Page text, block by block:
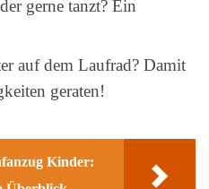
gerne tanzt? Ein
auf dem Laufrad? Damit
geraten!
Kinder: